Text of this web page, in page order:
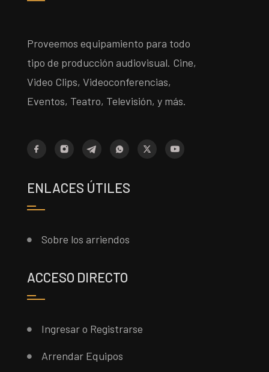
Proveemos equipamiento para todo
tipo de producción audiovisual. Cine,
Video Clips, Videoconferencias,
Eventos, Teatro, Televisión, y más.
ENLACES ÚTILES
Sobre los arriendos
ACCESO DIRECTO
Ingresar o Registrarse
Arrendar Equipos